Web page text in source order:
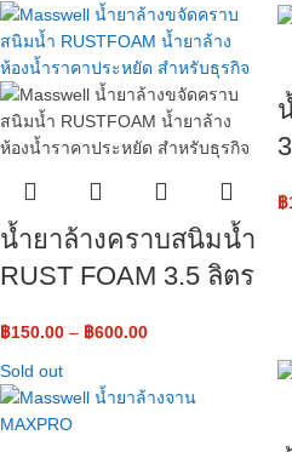
น้ำยาล้างคราบสนิมน้ำ
RUST FOAM 3.5 ลิตร
฿150.00 – ฿600.00
฿
Sold out